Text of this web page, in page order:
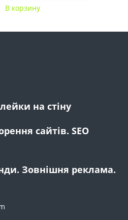
В корзину
на стіну
сайтів. SEO
Зовнішня реклама.